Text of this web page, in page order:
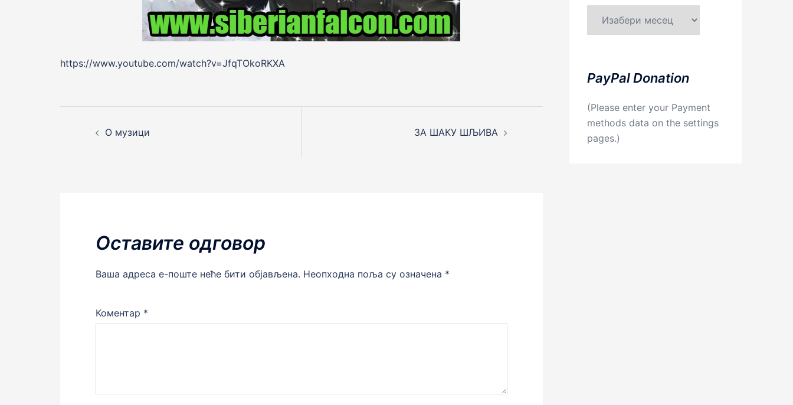
https://www.youtube.com/watch?v=JfqTOkoRKXA
Post
navigation
О музици ЗА ШАКУ ШЉИВА
Оставите одговор
Ваша адреса е-поште неће бити објављена. Неопходна поља су означена *
Коментар *
PayPal Donation
(Please enter your Payment
methods data on the settings
pages.)